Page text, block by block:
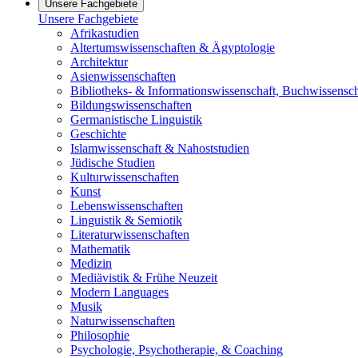
Unsere Fachgebiete
Unsere Fachgebiete
Afrikastudien
Altertumswissenschaften & Ägyptologie
Architektur
Asienwissenschaften
Bibliotheks- & Informationswissenschaft,
Bildungswissenschaften
Germanistische Linguistik
Geschichte
Islamwissenschaft & Nahoststudien
Jüdische Studien
Kulturwissenschaften
Kunst
Lebenswissenschaften
Linguistik & Semiotik
Literaturwissenschaften
Mathematik
Medizin
Mediävistik & Frühe Neuzeit
Modern Languages
Musik
Naturwissenschaften
Philosophie
Psychologie, Psychotherapie, & Coaching